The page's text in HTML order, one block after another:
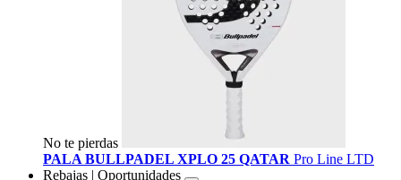
No te pierdas
PALA BULLPADEL XPLO 25 QATAR Pro Line LTD
Rebajas | Oportunidades